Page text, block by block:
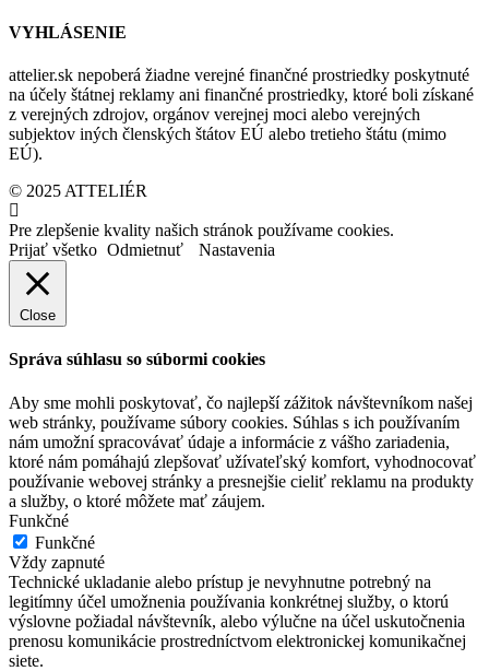
VYHLÁSENIE
attelier.sk nepoberá žiadne verejné finančné prostriedky poskytnuté
na účely štátnej reklamy ani finančné prostriedky, ktoré boli získané
z verejných zdrojov, orgánov verejnej moci alebo verejných
subjektov iných členských štátov EÚ alebo tretieho štátu (mimo
EÚ).
© 2025 ATTELIÉR
Pre zlepšenie kvality našich stránok používame cookies.
Prijať všetko Odmietnuť Nastavenia
Close
Správa súhlasu so súbormi cookies
Aby sme mohli poskytovať, čo najlepší zážitok návštevníkom našej
web stránky, používame súbory cookies. Súhlas s ich používaním
nám umožní spracovávať údaje a informácie z vášho zariadenia,
ktoré nám pomáhajú zlepšovať užívateľský komfort, vyhodnocovať
používanie webovej stránky a presnejšie cieliť reklamu na produkty
a služby, o ktoré môžete mať záujem.
Funkčné
Funkčné
Vždy zapnuté
Technické ukladanie alebo prístup je nevyhnutne potrebný na
legitímny účel umožnenia používania konkrétnej služby, o ktorú
výslovne požiadal návštevník, alebo výlučne na účel uskutočnenia
prenosu komunikácie prostredníctvom elektronickej komunikačnej
siete.